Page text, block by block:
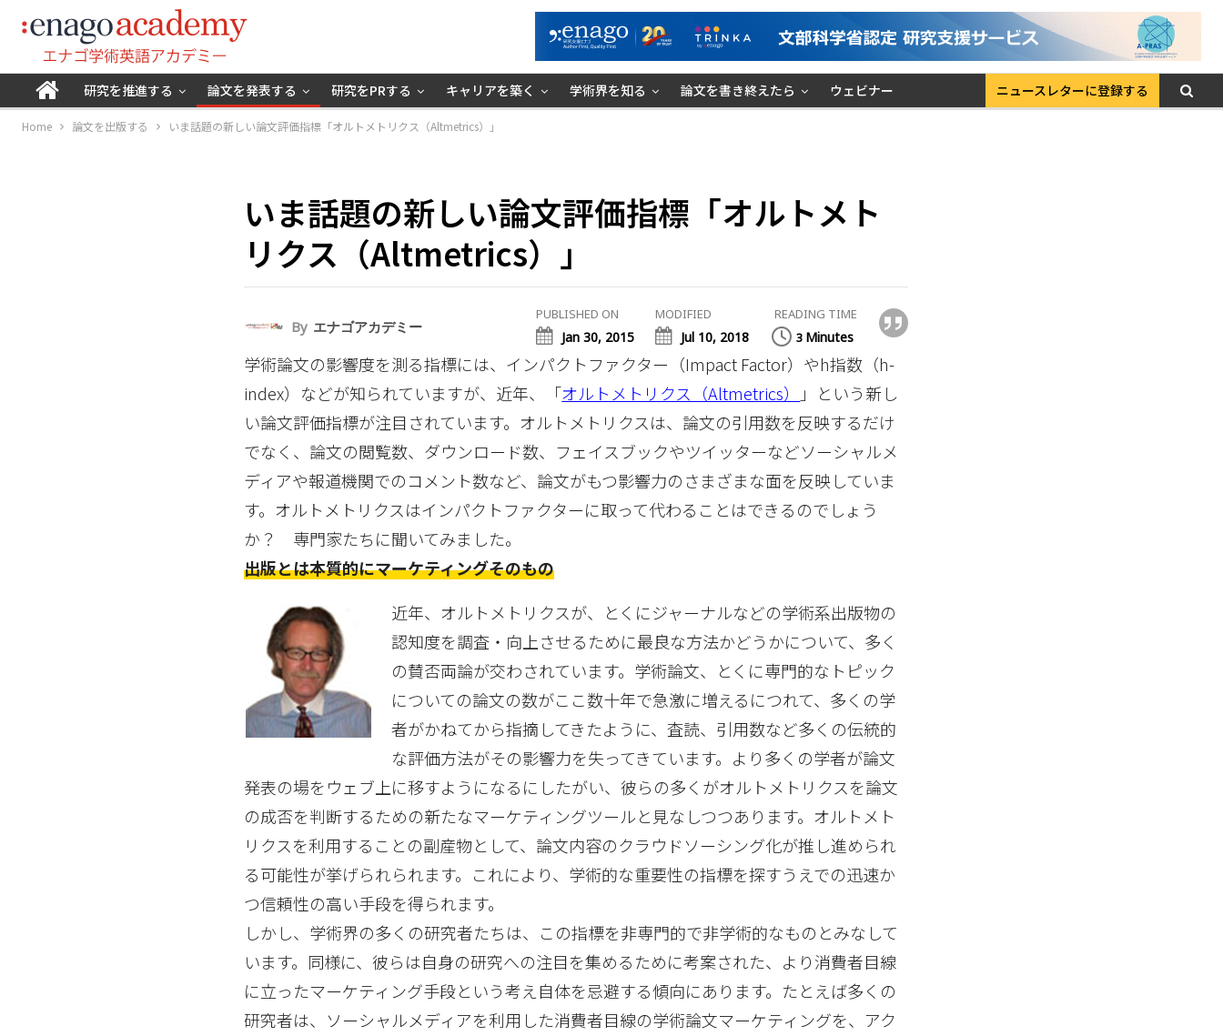
研究を推進する 論文を発表する 研究をPRする キャリアを築く 学術界を知る 論文を書き終えたら ウェビナー ニュースレターに登録する
Home 論文を出版する いま話題の新しい論文評価指標「オルトメトリクス（Altmetrics）」
いま話題の新しい論文評価指標「オルトメト
リクス（Altmetrics）」
READING TIME
3 Minutes
By エナゴアカデミー
MODIFIED
Jul 10, 2018
PUBLISHED ON
Jan 30, 2015
学術論文の影響度を測る指標には、インパクトファクター（Impact Factor）やh指数（h-
index）などが知られていますが、近年、「オルトメトリクス（Altmetrics）
」という新し
い論文評価指標が注目されています。オルトメトリクスは、論文の引用数を反映するだけ
でなく、論文の閲覧数、ダウンロード数、フェイスブックやツイッターなどソーシャルメ
ディアや報道機関でのコメント数など、論文がもつ影響力のさまざまな面を反映していま
す。オルトメトリクスはインパクトファクターに取って代わることはできるのでしょう
か？ 専門家たちに聞いてみました。
出版とは本質的にマーケティングそのもの
近年、オルトメトリクスが、とくにジャーナルなどの学術系出版物の
認知度を調査・向上させるために最良な方法かどうかについて、多く
の賛否両論が交わされています。学術論文、とくに専門的なトピック
についての論文の数がここ数十年で急激に増えるにつれて、多くの学
者がかねてから指摘してきたように、査読、引用数など多くの伝統的
な評価方法がその影響力を失ってきています。より多くの学者が論文
発表の場をウェブ上に移すようになるにしたがい、彼らの多くがオルトメトリクスを論文
の成否を判断するための新たなマーケティングツールと見なしつつあります。オルトメト
リクスを利用することの副産物として、論文内容のクラウドソーシング化が推し進められ
る可能性が挙げられられます。これにより、学術的な重要性の指標を探すうえでの迅速か
つ信頼性の高い手段を得られます。
しかし、学術界の多くの研究者たちは、この指標を非専門的で非学術的なものとみなして
います。同様に、彼らは自身の研究への注目を集めるために考案された、より消費者目線
に立ったマーケティング手段という考え自体を忌避する傾向にあります。たとえば多くの
研究者は、ソーシャルメディアを利用した消費者目線の学術論文マーケティングを、アク